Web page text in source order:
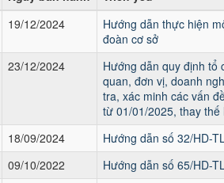
19/12/2024
Hướng dẫn thực hiện
đoàn cơ sở
23/12/2024
Hướng dẫn quy định tổ
quan, đơn vị, doanh
tra, xác minh các vấn
từ 01/01/2025, thay
18/09/2024
Hướng dẫn số 32/HD-
09/10/2022
Hướng dẫn số 65/HD-